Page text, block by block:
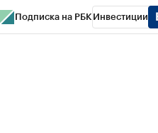
Подписка на РБК Инвестиции